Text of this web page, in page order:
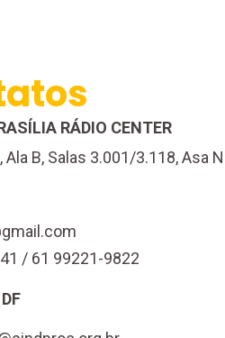
RÁDIO CENTER
Ala B, Salas 3.001/3.118, Asa
/ 61 99221-9822